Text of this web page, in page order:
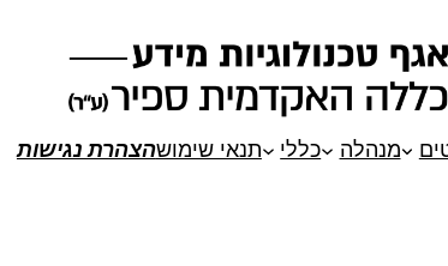
מנהלה כללי תנאי שימושהצהרת נגישות